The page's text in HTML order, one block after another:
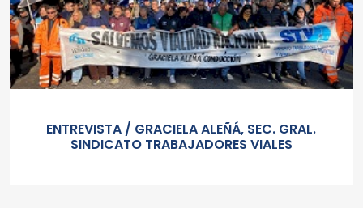
ENTREVISTA / GRACIELA ALEÑÁ, SEC. GRAL.
SINDICATO TRABAJADORES VIALES